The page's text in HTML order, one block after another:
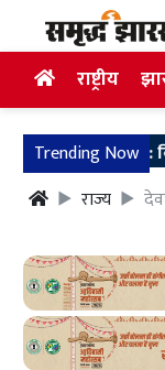
राष्ट्रीय
Trending Now
News: विनोबा
राज्य